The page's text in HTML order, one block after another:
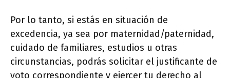
Por lo tanto, si estás en situación de
excedencia, ya sea por maternidad/paternidad,
cuidado de familiares, estudios u otras
circunstancias, podrás solicitar el justificante de
voto correspondiente y ejercer tu derecho al